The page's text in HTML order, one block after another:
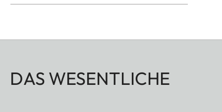
DAS WESENTLICHE